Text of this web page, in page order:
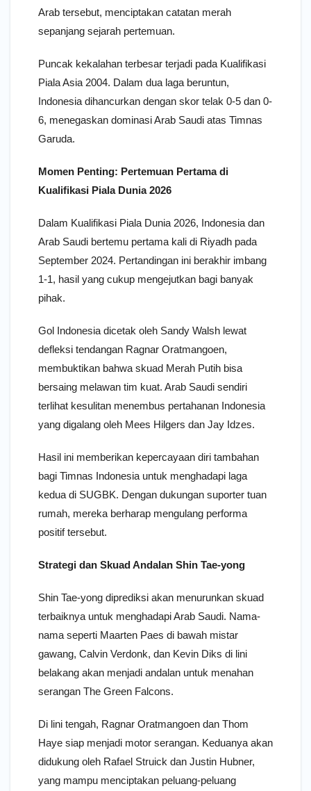
Arab tersebut, menciptakan catatan merah
sepanjang sejarah pertemuan.
Puncak kekalahan terbesar terjadi pada Kualifikasi
Piala Asia 2004. Dalam dua laga beruntun,
Indonesia dihancurkan dengan skor telak 0-5 dan 0-
6, menegaskan dominasi Arab Saudi atas Timnas
Garuda.
Momen Penting: Pertemuan Pertama di
Kualifikasi Piala Dunia 2026
Dalam Kualifikasi Piala Dunia 2026, Indonesia dan
Arab Saudi bertemu pertama kali di Riyadh pada
September 2024. Pertandingan ini berakhir imbang
1-1, hasil yang cukup mengejutkan bagi banyak
pihak.
Gol Indonesia dicetak oleh Sandy Walsh lewat
defleksi tendangan Ragnar Oratmangoen,
membuktikan bahwa skuad Merah Putih bisa
bersaing melawan tim kuat. Arab Saudi sendiri
terlihat kesulitan menembus pertahanan Indonesia
yang digalang oleh Mees Hilgers dan Jay Idzes.
Hasil ini memberikan kepercayaan diri tambahan
bagi Timnas Indonesia untuk menghadapi laga
kedua di SUGBK. Dengan dukungan suporter tuan
rumah, mereka berharap mengulang performa
positif tersebut.
Strategi dan Skuad Andalan Shin Tae-yong
Shin Tae-yong diprediksi akan menurunkan skuad
terbaiknya untuk menghadapi Arab Saudi. Nama-
nama seperti Maarten Paes di bawah mistar
gawang, Calvin Verdonk, dan Kevin Diks di lini
belakang akan menjadi andalan untuk menahan
serangan The Green Falcons.
Di lini tengah, Ragnar Oratmangoen dan Thom
Haye siap menjadi motor serangan. Keduanya akan
didukung oleh Rafael Struick dan Justin Hubner,
yang mampu menciptakan peluang-peluang